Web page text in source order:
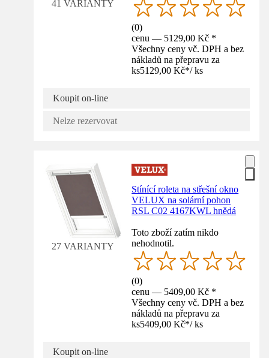
41 VARIANTY
(0)
cenu — 5129,00 Kč *
Všechny ceny vč. DPH a bez
nákladů na přepravu za
ks5129,00 Kč*/ ks
Koupit on-line
Nelze rezervovat
27 VARIANTY
Stínící roleta na střešní okno
VELUX na solární pohon
RSL C02 4167KWL hnědá
Toto zboží zatím nikdo
nehodnotil.
(0)
cenu — 5409,00 Kč *
Všechny ceny vč. DPH a bez
nákladů na přepravu za
ks5409,00 Kč*/ ks
Koupit on-line